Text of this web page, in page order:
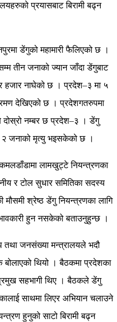
प्रयासबाट बिरामी बढ्न
डेंगुको महामारी फैलिएको छ ।
तीन जनाको ज्यान जाँदा डेंगुबाट
हजार नाघेको छ । प्रदेश–३ मा ५
देखिएको छ । प्रदेशगतरुपमा
दोस्रो नम्बर छ प्रदेश–३ । डेंगु
जनाको मृत्यु भइसकेको छ ।
लामखुट्टे नियन्त्रणका
र टोल सुधार समितिका सदस्य
मौसमी श्रेष्ठ डेंगु नियन्त्रणका लागि
हुन नसकेको बताउनुहुन्छ ।
तथा जनसंख्या मन्त्रालयले भदौ
बोलाएको थियो । बैठकमा प्रदेशका
प्रमुख सहभागी थिए । बैठकले डेंगु
साथमा लिएर अभियान चलाउने
हुनुको साटो बिरामी बढ्न